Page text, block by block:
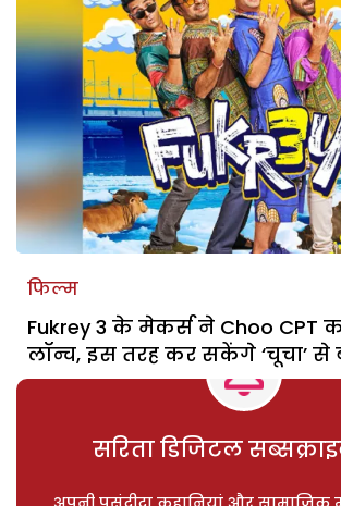
फिल्म
Fukrey 3 के मेकर्स ने Choo CPT
लॉन्च, इस तरह कर सकेंगे ‘चूचा’ से
सरिता डिजिटल